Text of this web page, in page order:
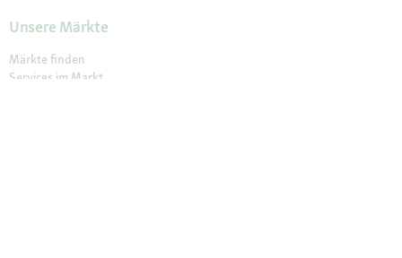
Unsere Märkte
Märkte finden
Services im Markt